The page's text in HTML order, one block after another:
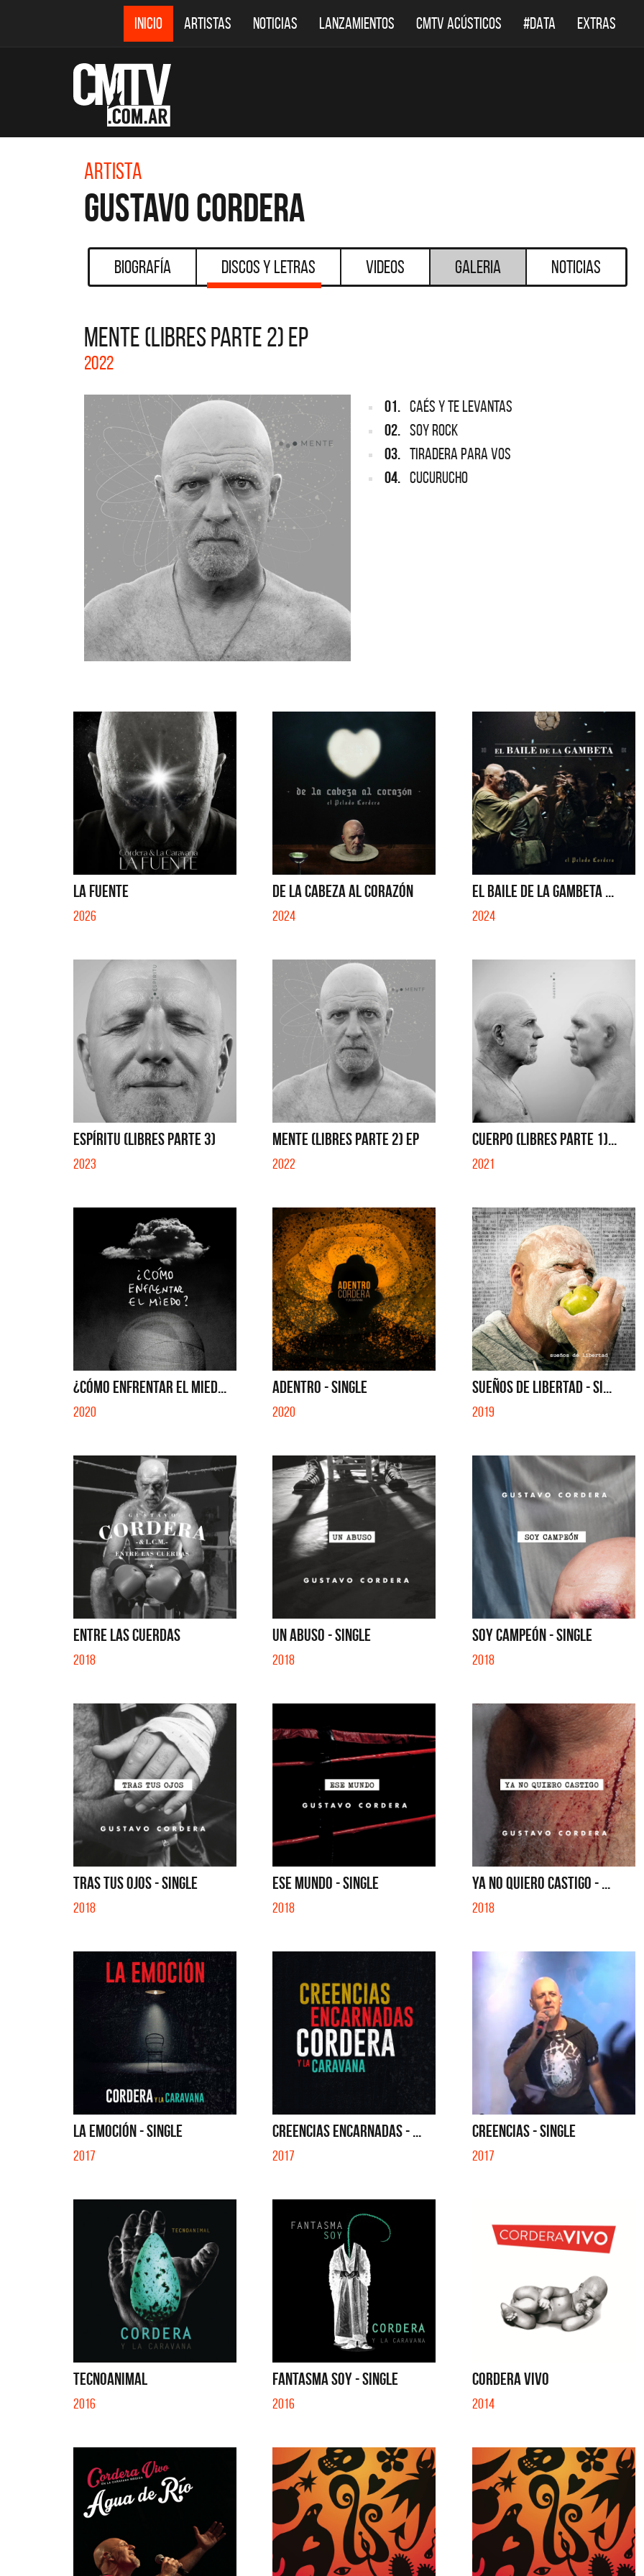
INICIO ARTISTAS NOTICIAS LANZAMIENTOS CMTV ACÚSTICOS #DATA EXTRAS
Artista
Gustavo Cordera
Biografía Discos y Letras Videos Galeria Noticias
MENTE (LIBRES PARTE 2) EP
2022
01. CAÉS Y TE LEVANTAS
02. SOY ROCK
03. TIRADERA PARA VOS
04. CUCURUCHO
LA FUENTE
2026
DE LA CABEZA AL CORAZÓN
2024
EL BAILE DE LA GAMBETA ...
2024
ESPÍRITU (LIBRES PARTE 3)
2023
MENTE (LIBRES PARTE 2) EP
2022
CUERPO (LIBRES PARTE 1)...
2021
¿CÓMO ENFRENTAR EL MIED...
2020
ADENTRO - SINGLE
2020
SUEÑOS DE LIBERTAD - SI...
2019
ENTRE LAS CUERDAS
2018
UN ABUSO - SINGLE
2018
SOY CAMPEÓN - SINGLE
2018
TRAS TUS OJOS - SINGLE
2018
ESE MUNDO - SINGLE
2018
YA NO QUIERO CASTIGO - ...
2018
LA EMOCIÓN - SINGLE
2017
CREENCIAS ENCARNADAS - ...
2017
CREENCIAS - SINGLE
2017
TECNOANIMAL
2016
FANTASMA SOY - SINGLE
2016
CORDERA VIVO
2014
DESTACADOS
La colección completa de los CMTV
DESTACADOS
La Joaqui
TE VI - SINGLE